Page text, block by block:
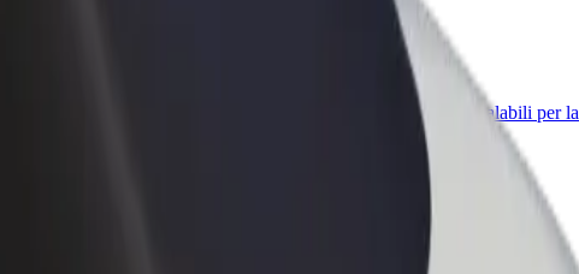
Bolt per le aziende
Prodotti e servizi Bolt scalabili per la